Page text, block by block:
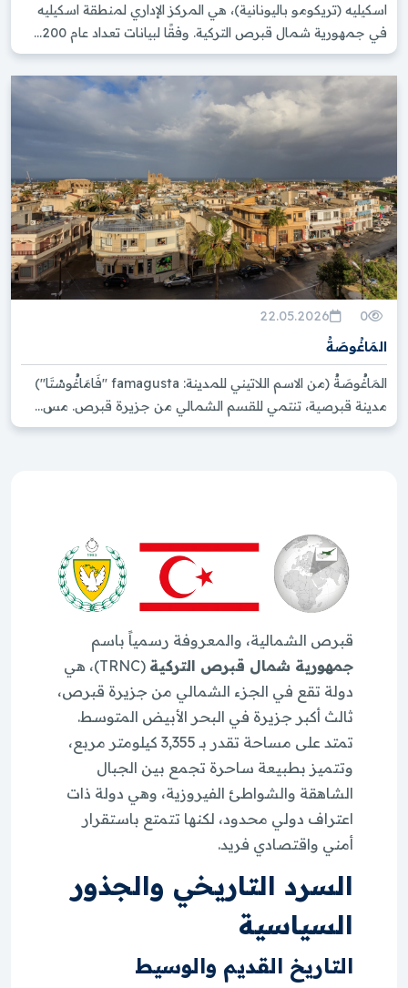
اسكيليه (تريكومو باليونانية)، هي المركز الإداري لمنطقة اسكيليه
في جمهورية شمال قبرص التركية. وفقًا لبيانات تعداد عام 200...
0
22.05.2026
المَاغُوصَةُ
المَاغُوصَةُ (من الاسم اللاتيني للمدينة: famagusta "فَامَاغُوسْتَا")
مدينة قبرصية، تنتمي للقسم الشمالي من جزيرة قبرص. مس...
قبرص الشمالية، والمعروفة رسمياً باسم
جمهورية شمال قبرص التركية
(TRNC)، هي
دولة تقع في الجزء الشمالي من جزيرة قبرص،
ثالث أكبر جزيرة في البحر الأبيض المتوسط.
تمتد على مساحة تقدر بـ 3,355 كيلومتر مربع،
وتتميز بطبيعة ساحرة تجمع بين الجبال
الشاهقة والشواطئ الفيروزية، وهي دولة ذات
اعتراف دولي محدود، لكنها تتمتع باستقرار
أمني واقتصادي فريد.
السرد التاريخي والجذور
السياسية
التاريخ القديم والوسيط